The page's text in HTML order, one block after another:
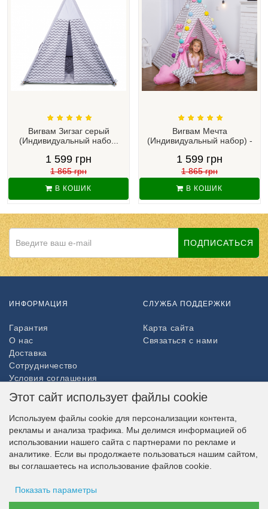
Вигвам Зигзаг серый
(Индивидуальный набо...
1 599 грн
1 865 грн
В КОШИК
Вигвам Мечта
(Индивидуальный набор) -
1 599 грн
1 865 грн
В КОШИК
ПОДПИСАТЬСЯ
ИНФОРМАЦИЯ
Гарантия
О нас
Доставка
Сотрудничество
Условия соглашения
Возврат товара
СЛУЖБА ПОДДЕРЖКИ
Карта сайта
Связаться с нами
Партнёры
НАШ МАГАЗИН В СОЦСЕТЯХ
Этот сайт использует файлы cookie
Используем файлы cookie для персонализации контента,
рекламы и анализа трафика. Мы делимся информацией об
использовании нашего сайта с партнерами по рекламе и
аналитике. Если вы продолжаете пользоваться нашим сайтом,
вы соглашаетесь на использование файлов cookie.
Показать параметры